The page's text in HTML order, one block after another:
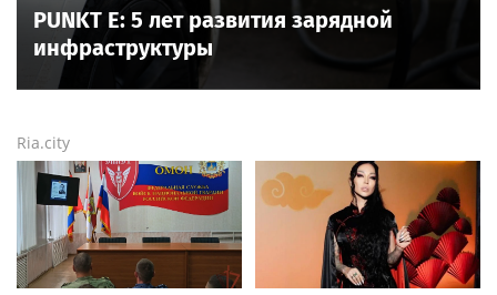
PUNKT E: 5 лет развития зарядной
инфраструктуры
Ria.city